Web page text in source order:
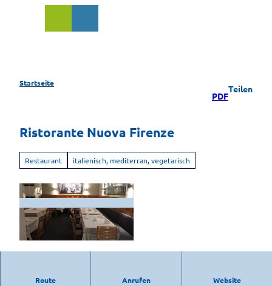
Startseite
PDF
Teilen
Ristorante Nuova Firenze
Restaurant italienisch, mediterran, vegetarisch
Route Anrufen Website
Ristorante Nuova Firenze Bad Aibling – Ein Stück Italien in